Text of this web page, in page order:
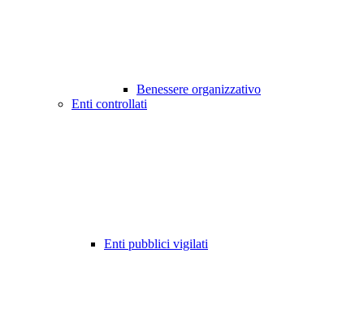
Benessere organizzativo
Enti controllati
Enti pubblici vigilati